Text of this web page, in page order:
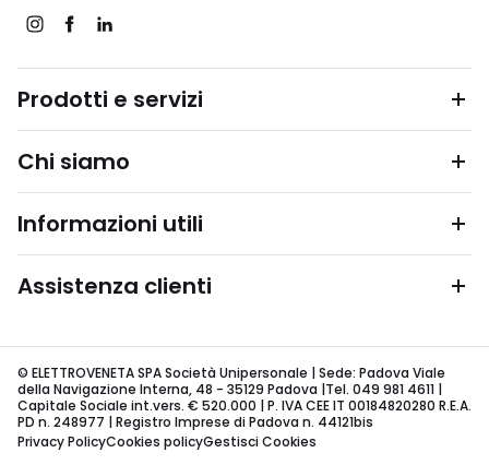
Prodotti e servizi
Chi siamo
Informazioni utili
Assistenza clienti
© ELETTROVENETA SPA Società Unipersonale | Sede: Padova Viale
della Navigazione Interna, 48 - 35129 Padova |Tel. 049 981 4611 |
Capitale Sociale int.vers. € 520.000 | P. IVA CEE IT 00184820280 R.E.A.
PD n. 248977 | Registro Imprese di Padova n. 44121bis
Privacy PolicyCookies policyGestisci Cookies